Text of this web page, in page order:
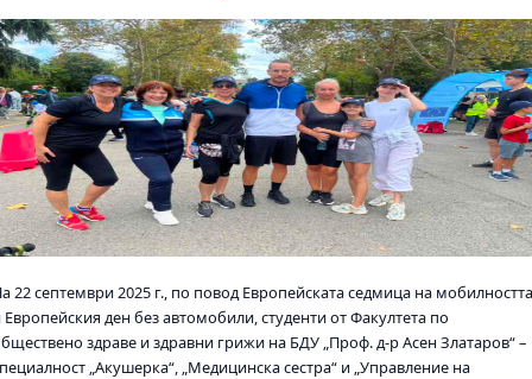
22 септември 2025 г., по повод Европейската седмица на
Европейския ден без автомобили, студенти от Факултета по
здраве и здравни грижи на БДУ „Проф. д-р Асен Златаров“ –
„Акушерка“, „Медицинска сестра“ и „Управление на